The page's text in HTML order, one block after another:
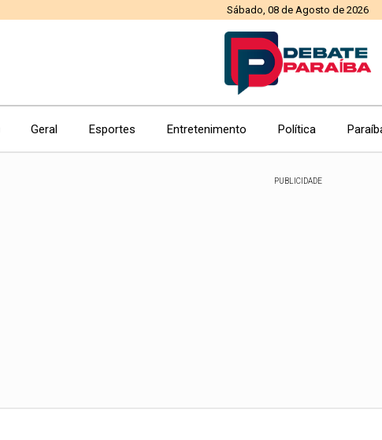
Sábado, 08 de Agosto de 2026
Geral Esportes Entretenimento Política
PUBLICIDADE